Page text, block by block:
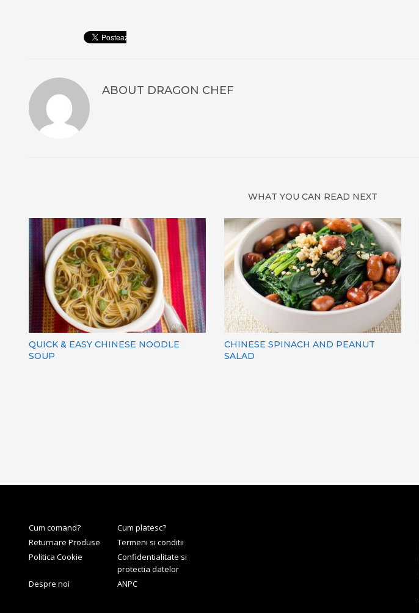
ABOUT DRAGON CHEF
WHAT YOU CAN READ NEXT
QUICK & EASY CHINESE NOODLE
SOUP
CHINESE SPINACH AND PEANUT
SALAD
Cum comand?
Cum platesc?
Returnare Produse
Termeni si conditii
Politica Cookie
Confidentialitate si
protectia datelor
Despre noi
ANPC